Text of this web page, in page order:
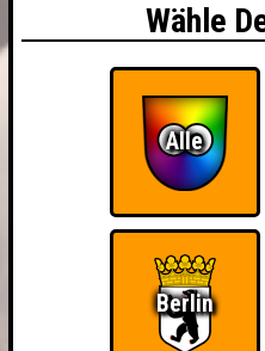
Wähle
Alle
Berlin